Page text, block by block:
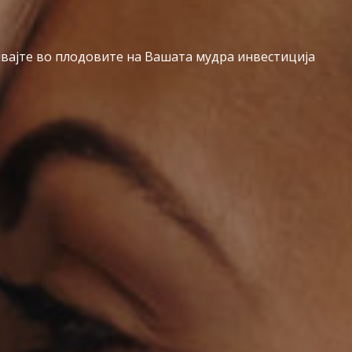
во плодовите на Вашата мудра инвестиција